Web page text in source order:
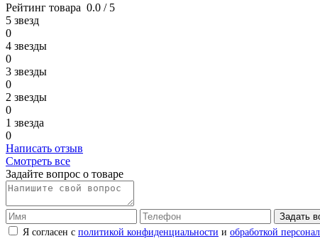
Рейтинг товара 0.0 / 5
5 звезд
0
4 звезды
0
3 звезды
0
2 звезды
0
1 звезда
0
Написать отзыв
Смотреть все
Задайте вопрос о товаре
Задать
Я согласен с политикой конфиденциальности и обработкой